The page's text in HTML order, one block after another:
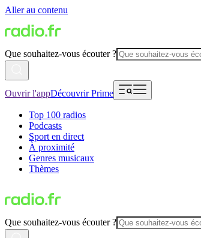
Aller au contenu
Que souhaitez-vous écouter ?
Ouvrir l'appDécouvrir Prime
Top 100 radios
Podcasts
Sport en direct
À proximité
Genres musicaux
Thèmes
Que souhaitez-vous écouter ?